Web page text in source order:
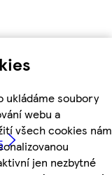
ukládáme soubory
webu a
všech cookies nám
jen nezbytné